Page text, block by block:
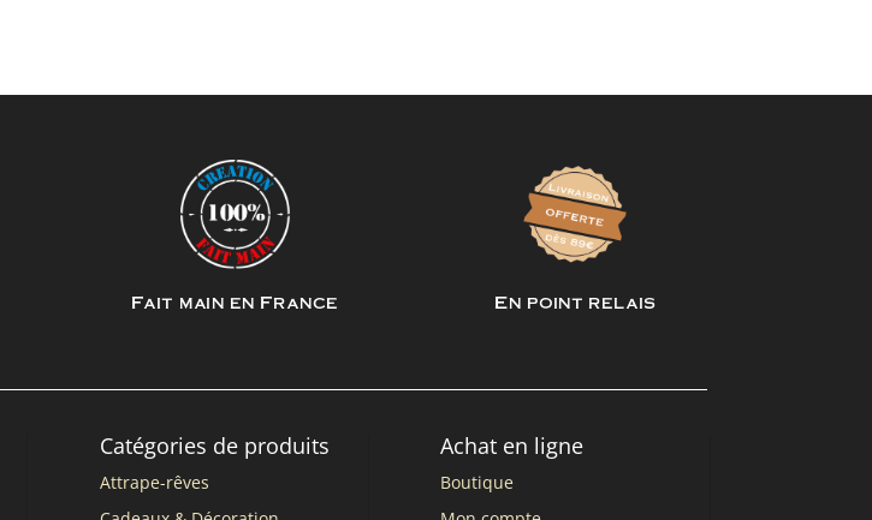
Fait main en France En point relais
Catégories de produits
Attrape-rêves
Achat en ligne
Boutique